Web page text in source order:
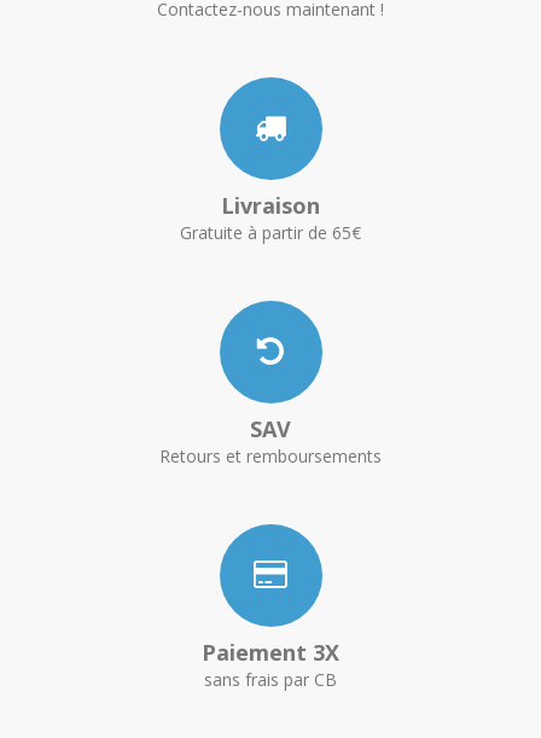
Contactez-nous maintenant !
Livraison
Gratuite à partir de 65€
SAV
Retours et remboursements
Paiement 3X
sans frais par CB